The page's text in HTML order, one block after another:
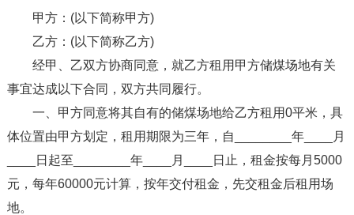
甲方：(以下简称甲方)
乙方：(以下简称乙方)
经甲、乙双方协商同意，就乙方租用甲方储煤场地有关
事宜达成以下合同，双方共同履行。
一、甲方同意将其自有的储煤场地给乙方租用0平米，具
体位置由甲方划定，租用期限为三年，自________年____月
____日起至________年____月____日止，租金按每月5000
元，每年60000元计算，按年交付租金，先交租金后租用场
地。